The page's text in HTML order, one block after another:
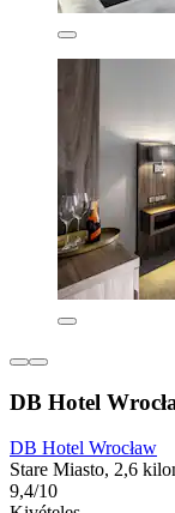
DB Hotel
DB Hotel Wrocław
Stare Miasto, 2,6
9,4/10